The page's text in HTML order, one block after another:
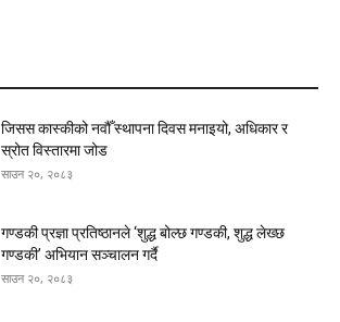
जिसस कास्कीको नवौँ स्थापना दिवस मनाइयो, अधिकार र
स्रोत विस्तारमा जोड
साउन २०, २०८३
गण्डकी प्रज्ञा प्रतिष्ठानले ‘शुद्ध बोल्छ गण्डकी, शुद्ध लेख्छ
गण्डकी’ अभियान सञ्चालन गर्दै
साउन २०, २०८३